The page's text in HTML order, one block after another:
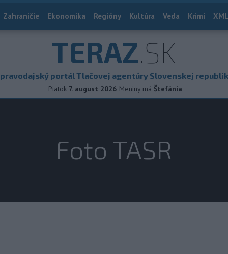
Zahraničie Ekonomika Regióny Kultúra Veda Krimi
TERAZ.SK
portál Tlačovej agentúry Slovenskej
Piatok 7. august 2026 Meniny má Štefánia
Foto TASR